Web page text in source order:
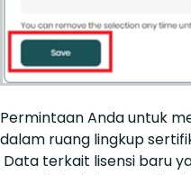
Permintaan Anda untuk
dalam ruang lingkup
Data terkait lisensi baru